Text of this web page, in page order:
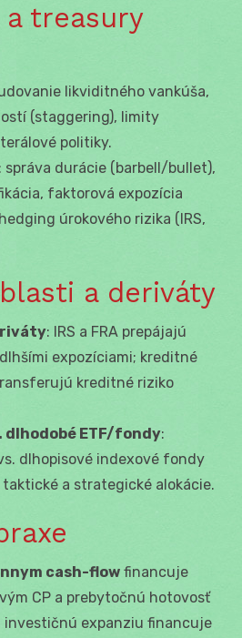
treasury
likviditného vankúša,
(staggering), limity
politiky.
: správa durácie (barbell/bullet),
faktorová expozícia
úrokového rizika (IRS,
a deriváty
: IRS a FRA prepájajú
expozíciami; kreditné
kreditné riziko
dlhodobé ETF/fondy:
dlhopisové indexové fondy
a strategické alokácie.
cash-flow financuje
CP a prebytočnú hotovosť
investičnú expanziu financuje